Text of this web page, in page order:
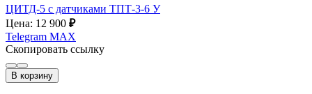
ЦИТД-5 с датчиками ТПТ-3-6 У
Цена: 12 900 ₽
Telegram MAX
Скопировать ссылку
В корзину